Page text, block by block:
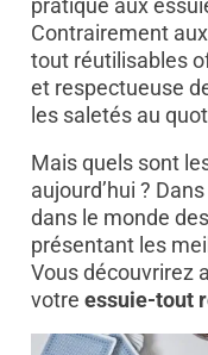
pratique aux
Contrairement
tout réutilisables
et respectueuse
les saletés au
Mais quels sont
aujourd’hui ?
dans le monde
présentant les
Vous découvrirez
votre essuie-tout